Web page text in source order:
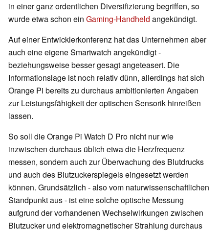
in einer ganz ordentlichen Diversifizierung begriffen, so
wurde etwa schon ein Gaming-Handheld angekündigt.
Auf einer Entwicklerkonferenz hat das Unternehmen aber
auch eine eigene Smartwatch angekündigt -
beziehungsweise besser gesagt angeteasert. Die
Informationslage ist noch relativ dünn, allerdings hat sich
Orange Pi bereits zu durchaus ambitionierten Angaben
zur Leistungsfähigkeit der optischen Sensorik hinreißen
lassen.
So soll die Orange Pi Watch D Pro nicht nur wie
inzwischen durchaus üblich etwa die Herzfrequenz
messen, sondern auch zur Überwachung des Blutdrucks
und auch des Blutzuckerspiegels eingesetzt werden
können. Grundsätzlich - also vom naturwissenschaftlichen
Standpunkt aus - ist eine solche optische Messung
aufgrund der vorhandenen Wechselwirkungen zwischen
Blutzucker und elektromagnetischer Strahlung durchaus